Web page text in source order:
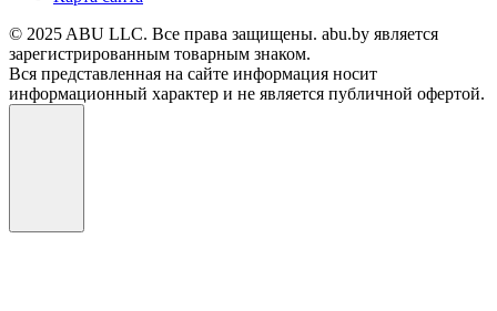
© 2025 ABU LLC. Все права защищены. abu.by является
зарегистрированным товарным знаком.
Вся представленная на сайте информация носит
информационный характер и не является публичной офертой.